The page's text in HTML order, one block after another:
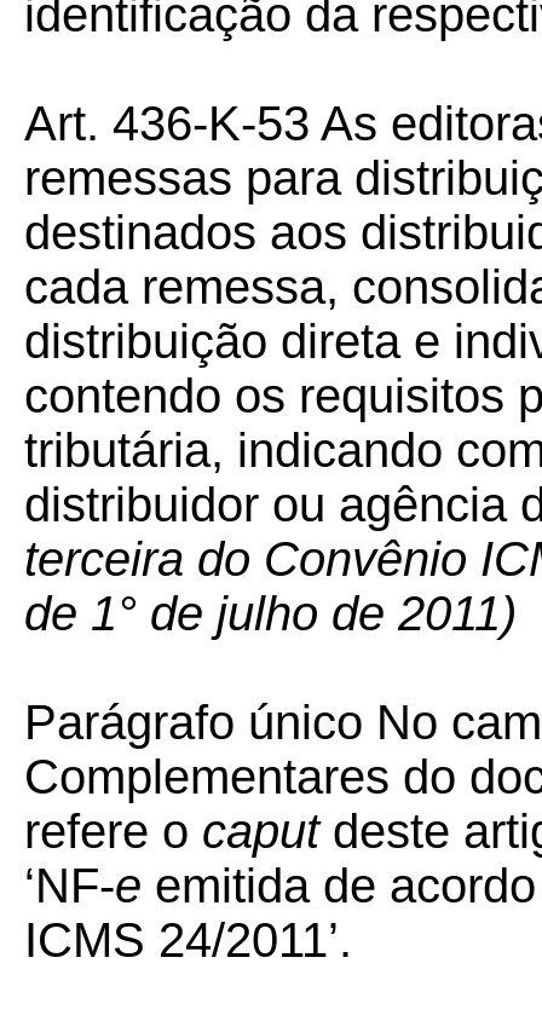
identificação da
Art. 436-K-53 As
remessas para
destinados aos
cada remessa,
distribuição direta e
contendo os requisitos
tributária, indicando
distribuidor ou agência
terceira do Convênio
de 1° de julho de 2011)
Parágrafo único No
Complementares do
refere o caput deste
‘NF-e emitida de
ICMS 24/2011’.